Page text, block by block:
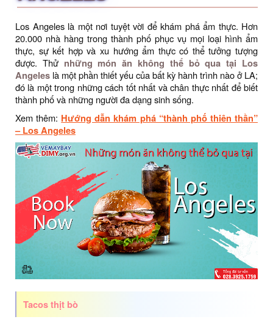
Los Angeles là một nơi tuyệt vời để khám phá ẩm thực. Hơn
20.000 nhà hàng trong thành phố phục vụ mọi loại hình ẩm
thực, sự kết hợp và xu hướng ẩm thực có thể tưởng tượng
được. Thử những món ăn không thể bỏ qua tại Los
Angeles là một phần thiết yếu của bất kỳ hành trình nào ở LA;
đó là một trong những cách tốt nhất và chân thực nhất để biết
thành phố và những người đa dạng sinh sống.
Xem thêm: Hướng dẫn khám phá “thành phố thiên thần”
– Los Angeles
Tacos thịt bò